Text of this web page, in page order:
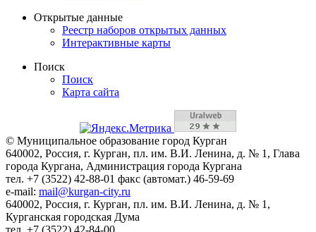
Открытые данные
Реестр наборов открытых данных
Интерактивные карты
Поиск
Поиск
Карта сайта
© Муниципальное образование город Курган
640002, Россия, г. Курган, пл. им. В.И. Ленина, д. № 1, Глава
города Кургана, Администрация города Кургана
тел. +7 (3522) 42-88-01 факс (автомат.) 46-59-69
e-mail: mail@kurgan-city.ru
640002, Россия, г. Курган, пл. им. В.И. Ленина, д. № 1,
Курганская городская Дума
тел. +7 (3522) 42-84-00